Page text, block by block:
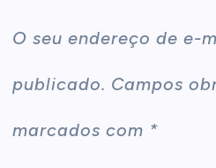
O seu endereço de e-
publicado. Campos
marcados com *